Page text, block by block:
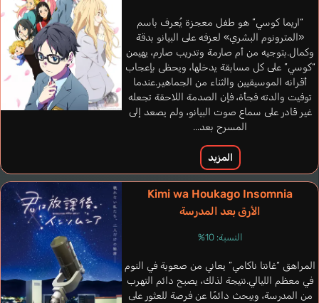
Arimoto
Naka Hiroshi
“اريما كوسي” هو طفل معجزة يُعرف باسم
«المترونوم البشري» لعزفه على البيانو بدقة
وكمال.بتوجيه من أم صارمة وتدريب صارم، يهيمن
“كوسي” على كل مسابقة يدخلها، ويحظى بإعجاب
أقرانه الموسيقيين والثناء من الجماهير.عندما
توفيت والدته فجأة، فإن الصدمة اللاحقة تجعله
غير قادر على سماع صوت البيانو، ولم يصعد إلى
المسرح بعد...
المزيد
Kimi wa Houkago Insomnia
الأرق بعد المدرسة
النسبة: 10%
المراهق “غانتا ناكامي” يعاني من صعوبة في النوم
في معظم الليالي.نتيجة لذلك، يصبح دائم التهرب
من المدرسة، ويبحث دائمًا عن فرصة للعثور على